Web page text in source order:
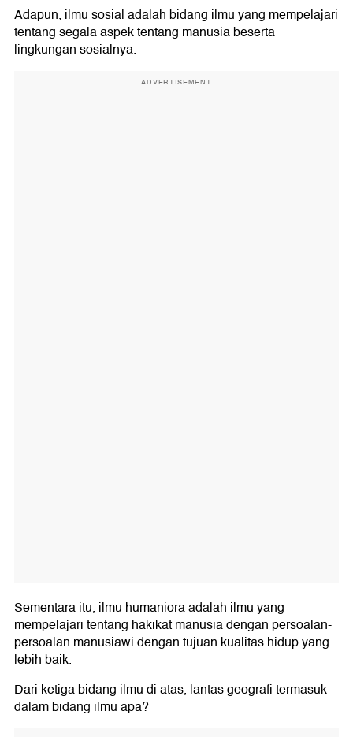
Adapun, ilmu sosial adalah bidang ilmu yang mempelajari
tentang segala aspek tentang manusia beserta
lingkungan sosialnya.
ADVERTISEMENT
Sementara itu, ilmu humaniora adalah ilmu yang
mempelajari tentang hakikat manusia dengan persoalan-
persoalan manusiawi dengan tujuan kualitas hidup yang
lebih baik.
Dari ketiga bidang ilmu di atas, lantas geografi termasuk
dalam bidang ilmu apa?